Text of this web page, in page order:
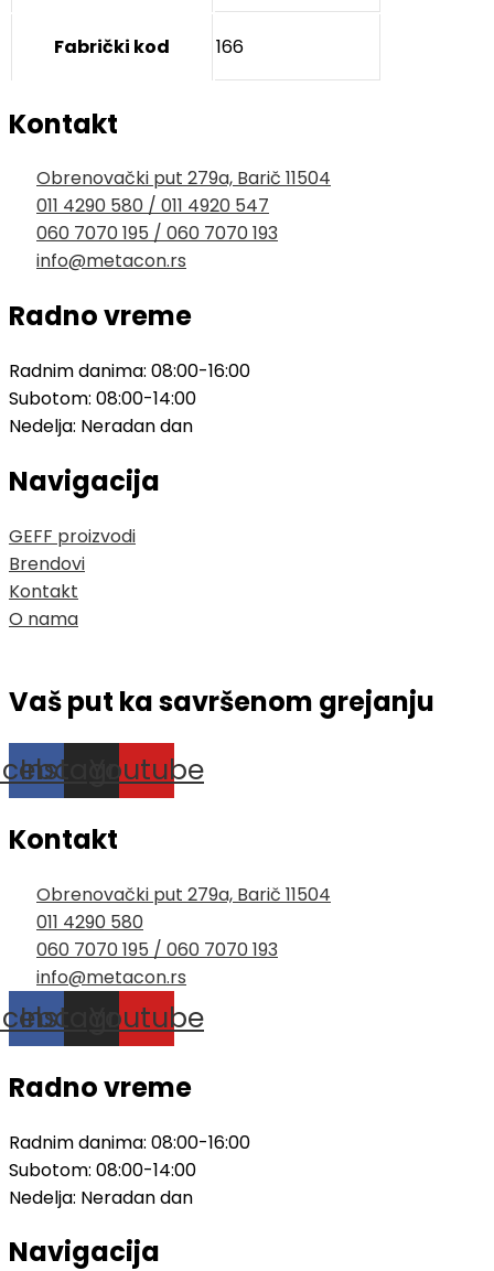
Fabrički kod 166
Kontakt
Obrenovački put 279a, Barič 11504
011 4290 580 / 011 4920 547
060 7070 195 / 060 7070 193
info@metacon.rs
Radno vreme
Radnim danima: 08:00-16:00
Subotom: 08:00-14:00
Nedelja: Neradan dan
Navigacija
GEFF proizvodi
Brendovi
Kontakt
O nama
Vaš put ka savršenom grejanju
Instagram
Youtube
Kontakt
Obrenovački put 279a, Barič 11504
011 4290 580
060 7070 195 / 060 7070 193
info@metacon.rs
Instagram
Youtube
Radno vreme
Radnim danima: 08:00-16:00
Subotom: 08:00-14:00
Nedelja: Neradan dan
Navigacija